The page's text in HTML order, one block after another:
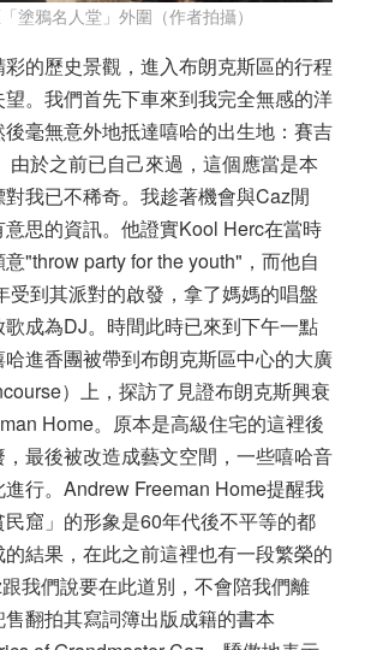
塗鴉名人堂」外圍（作者拍攝）
的歷史景觀，進入布朗克斯區的行程
望。我們首先下車來到我完全無感的洋
毫無意外地抵達嘻哈的出生地：賽吉
由於之前已自己來過，這個應當是本
我已不稀奇。我趁著機會與Caz閒
思的資訊。他證實Kool Herc在當時
"throw party for the youth"，而他自
受到其派對的啟發，拿了媽媽的唱盤
成為DJ。時間此時已來到下午一點
進香團被帶到布朗克斯區中心的大廣
）上，探訪了見證布朗克斯興衰
Home。原本是高級住宅的這裡後
最後被改造成藝文空間，一些嘻哈音
行。Andrew Freeman Home提醒我
窟」的形象是60年代後不平等的都
結果，在此之前這裡也有一段繁榮的
我們說要在此道別，不會陪我們離
翻拍其寫詞簿出版成籍的書本